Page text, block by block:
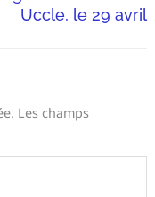
Uccle, le 29 avril
Les champs